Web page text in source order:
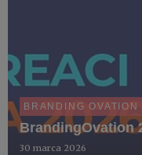
BRANDING OVATION
BrandingOvation
30 marca 2026